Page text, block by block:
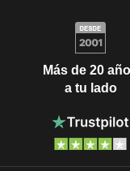
Más de 20
a tu lado